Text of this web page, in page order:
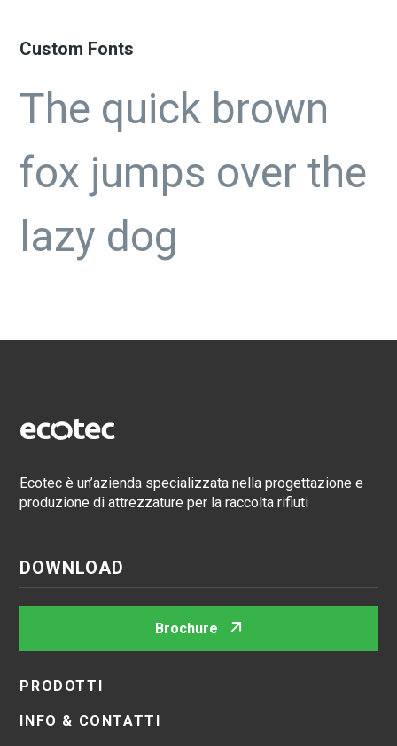
Custom Fonts
The quick brown
fox jumps over the
lazy dog
Ecotec è un’azienda specializzata nella progettazione e
produzione di attrezzature per la raccolta rifiuti
DOWNLOAD
Brochure
PRODOTTI
INFO & CONTATTI